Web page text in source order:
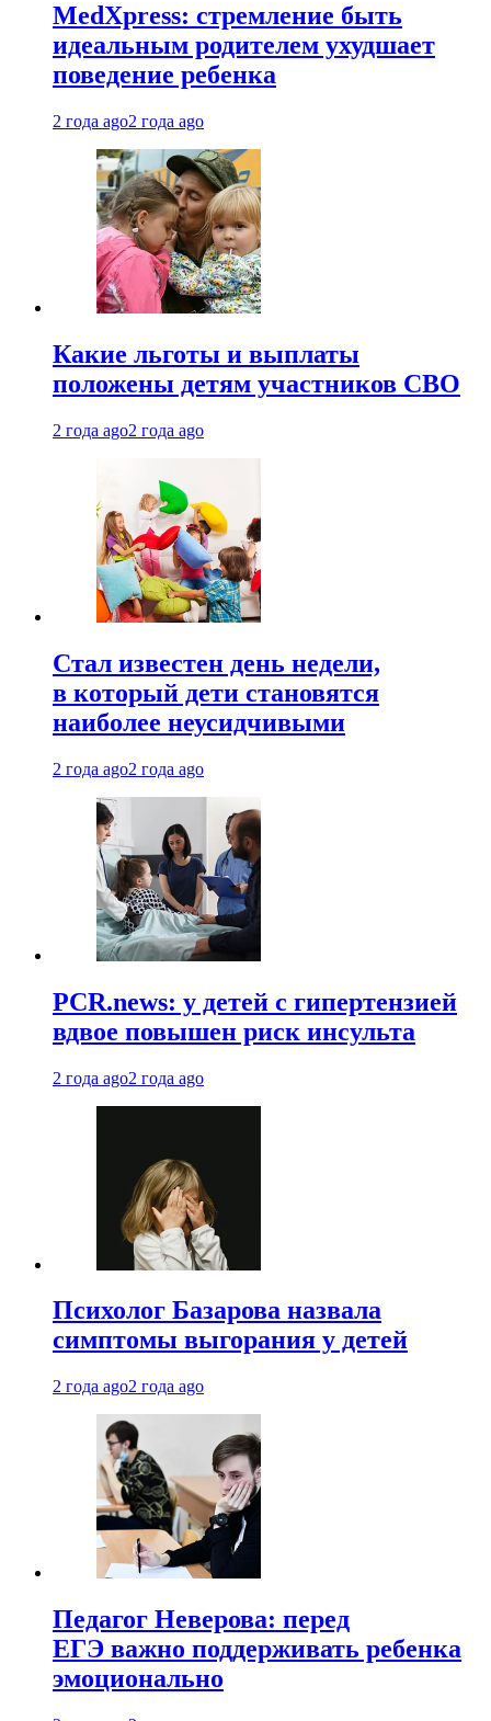
MedXpress: стремление быть
идеальным родителем ухудшает
поведение ребенка
2 года ago2 года ago
Какие льготы и выплаты
положены детям участников СВО
2 года ago2 года ago
Стал известен день недели,
в который дети становятся
наиболее неусидчивыми
2 года ago2 года ago
PCR.news: у детей с гипертензией
вдвое повышен риск инсульта
2 года ago2 года ago
Психолог Базарова назвала
симптомы выгорания у детей
2 года ago2 года ago
Педагог Неверова: перед
ЕГЭ важно поддерживать ребенка
эмоционально